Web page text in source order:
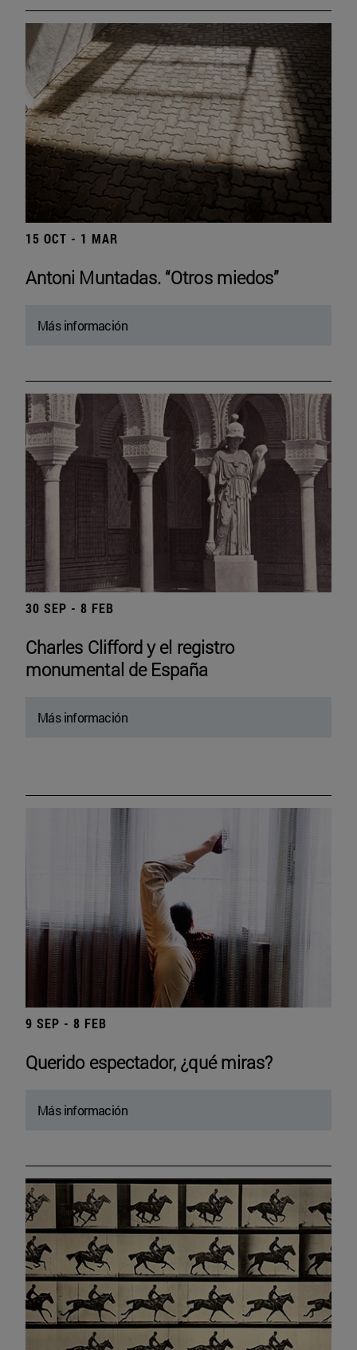
15 OCT - 1 MAR
Antoni Muntadas. “Otros miedos”
Más información
30 SEP - 8 FEB
Charles Clifford y el registro
monumental de España
Más información
9 SEP - 8 FEB
Querido espectador, ¿qué miras?
Más información